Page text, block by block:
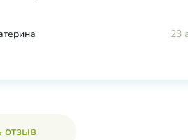
23
отзыв